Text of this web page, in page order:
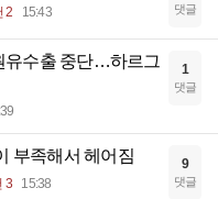
2 15:43 댓글
유수출 중단…하르그
1
댓글
부족해서 헤어짐
3 15:38
9
댓글